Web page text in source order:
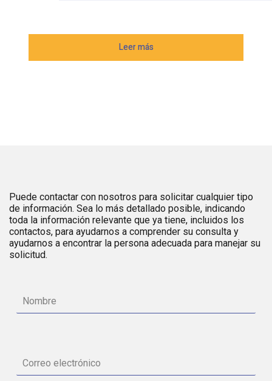
Leer más
Puede contactar con nosotros para solicitar cualquier tipo
de información. Sea lo más detallado posible, indicando
toda la información relevante que ya tiene, incluidos los
contactos, para ayudarnos a comprender su consulta y
ayudarnos a encontrar la persona adecuada para manejar su
solicitud.